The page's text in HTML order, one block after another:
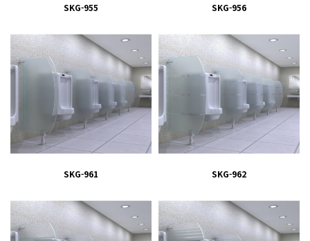
SKG-955 SKG-956
SKG-961 SKG-962